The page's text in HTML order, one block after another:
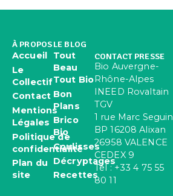
À PROPOS
Accueil
Le
Collectif
Contact
Mentions
Légales
Politique de
confidentialité
Plan du
site
LE BLOG
Tout
Beau
Tout Bio
Bon
Plans
Brico
Bio
Coulisses
Décryptages
Recettes
CONTACT PRESSE
Bio Auvergne-
Rhône-Alpes
INEED Rovaltain
TGV
1 rue Marc Seguin
BP 16208 Alixan
26958 VALENCE
CEDEX 9
Tel : +33 4 75 55
80 11